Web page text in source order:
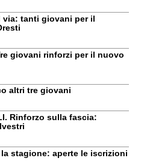
via: tanti giovani per il
giovani rinforzi per il nuovo
altri tre giovani
Rinforzo sulla fascia:
la stagione: aperte le iscrizioni